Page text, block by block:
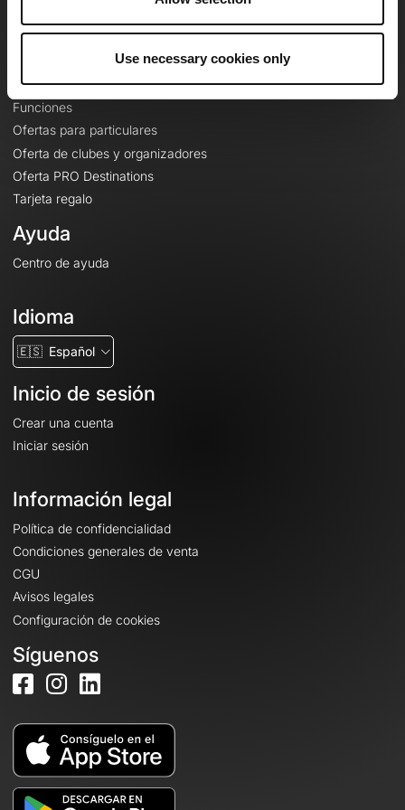
Use necessary cookies only
Le Mag'
Mapas base topográficos
Funciones
Ofertas para particulares
Oferta de clubes y organizadores
Oferta PRO Destinations
Tarjeta regalo
Ayuda
Centro de ayuda
Idioma
🇪🇸 Español
Inicio de sesión
Crear una cuenta
Iniciar sesión
Información legal
Política de confidencialidad
Condiciones generales de venta
CGU
Avisos legales
Configuración de cookies
Síguenos